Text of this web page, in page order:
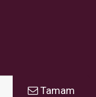
Tamam